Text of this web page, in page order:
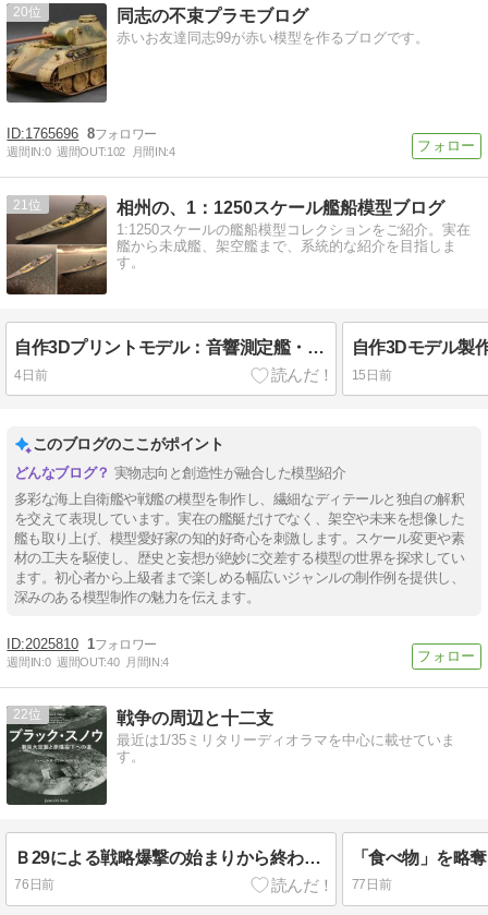
20 同志の不束プラモブログ
赤いお友達同志99が赤い模型を作るブログです。
1765696 8
週間IN:0 週間OUT:102 月間IN:4
21 相州の、1：1250スケール艦船模型ブログ
1:1250スケールの艦船模型コレクションをご紹介。実在
艦から未成艦、架空艦まで、系統的な紹介を目指しま
す。
自作3Dプリントモデル：音響測定艦・第一水上訓練支援隊を構成する訓練支援艦・多用途支援艦の製作
4日前 15日前
このブログのここがポイント
実物志向と創造性が融合した模型紹介
多彩な海上自衛艦や戦艦の模型を制作し、繊細なディテールと独自の解釈
を交えて表現しています。実在の艦艇だけでなく、架空や未来を想像した
艦も取り上げ、模型愛好家の知的好奇心を刺激します。スケール変更や素
材の工夫を駆使し、歴史と妄想が絶妙に交差する模型の世界を探求してい
ます。初心者から上級者まで楽しめる幅広いジャンルの制作例を提供し、
深みのある模型制作の魅力を伝えます。
2025810 1
週間IN:0 週間OUT:40 月間IN:4
22 戦争の周辺と十二支
最近は1/35ミリタリーディオラマを中心に載せていま
す。
Ｂ29による戦略爆撃の始まりから終わりまで
76日前 77日前